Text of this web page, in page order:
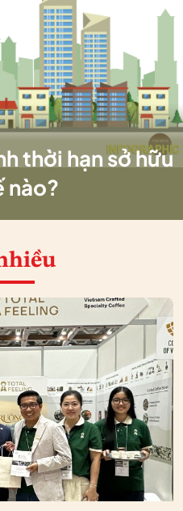
thời hạn sở hữu
nào?